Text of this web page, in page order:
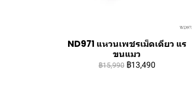
ND971 แหวนเพชรเม็ดเดียว แร
ขนแมว
฿15,990 ฿13,490